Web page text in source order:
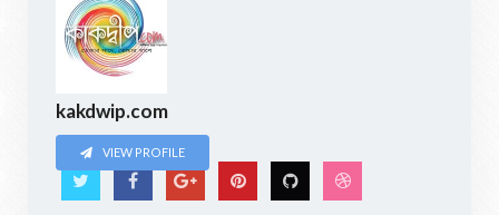
kakdwip.com
VIEW PROFILE